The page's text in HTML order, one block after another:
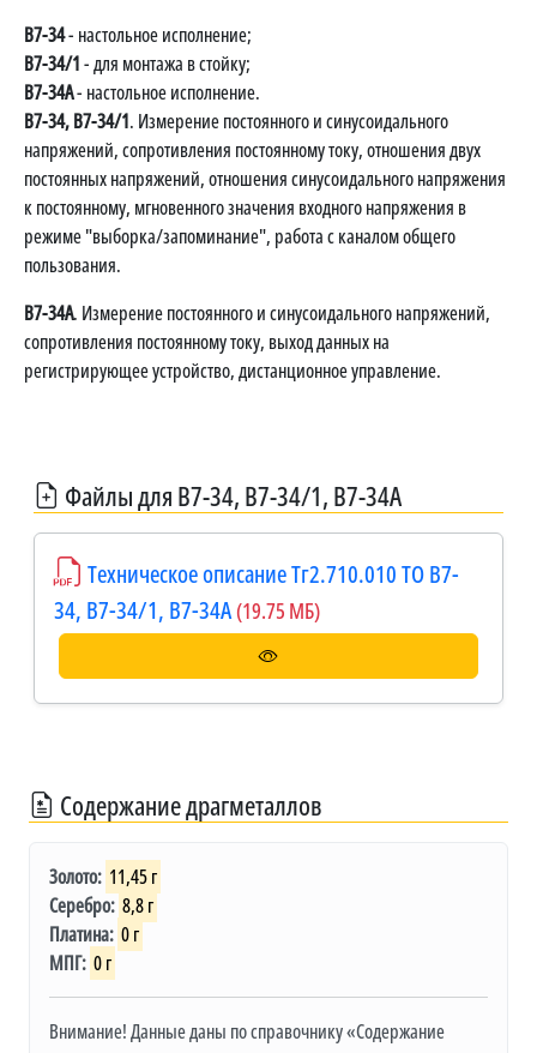
В7-34- настольное исполнение;
В7-34/1- для монтажа в стойку;
В7-34А- настольное исполнение.
В7-34, В7-34/1. Измерение постоянного и синусоидального
напряжений, сопротивления постоянному току, отношения двух
постоянных напряжений, отношения синусоидального напряжения
к постоянному, мгновенного значения входного напряжения в
режиме "выборка/запоминание", работа с каналом общего
пользования.
В7-34А. Измерение постоянного и синусоидального напряжений,
сопротивления постоянному току, выход данных на
регистрирующее устройство, дистанционное управление.
Файлы для В7-34, В7-34/1, В7-34А
Техническое описание Тг2.710.010 ТО В7-
34, В7-34/1, В7-34А(19.75 МБ)
Содержание драгметаллов
Золото: 11,45 г
Серебро: 8,8 г
Платина: 0 г
МПГ: 0 г
Внимание! Данные даны по справочнику «Содержание